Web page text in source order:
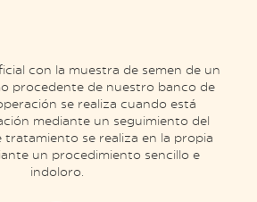
con la muestra de semen de un
procedente de nuestro banco de
se realiza cuando está
mediante un seguimiento del
tratamiento se realiza en la propia
un procedimiento sencillo e
indoloro.